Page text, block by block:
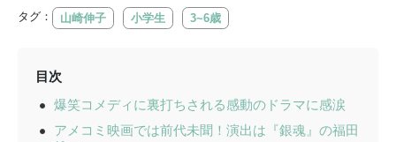
タグ： 山崎伸子 小学生 3~6歳
目次
爆笑コメディに裏打ちされる感動のドラマに感涙
アメコミ映画では前代未聞！演出は『銀魂』の福田